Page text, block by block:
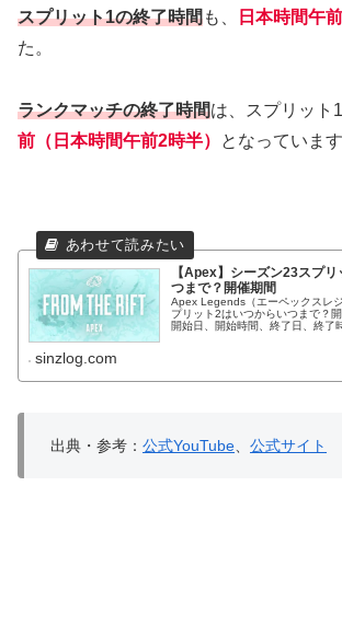
スプリット1の終了時間も、 日本時間午
た。
ランクマッチの終了時間は、スプリット
前（日本時間午前2時半）
となっています
【Apex】シーズン23スプ
つまで？開催期間
Apex Legends（エーペックスレ
プリット2はいつからいつまで？
開始日、開始時間、終了日、終了
sinzlog.com
出典・参考： 公式YouTube、 公式サイト